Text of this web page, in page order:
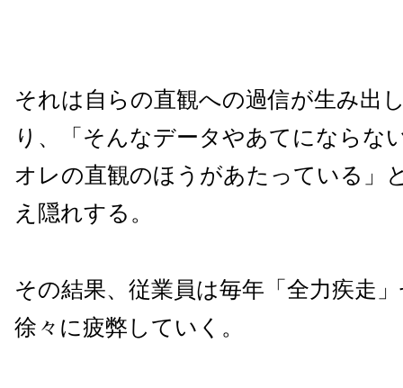
それは自らの直観への過信が生み出
り、「そんなデータやあてにならな
オレの直観のほうがあたっている」
え隠れする。
その結果、従業員は毎年「全力疾走
徐々に疲弊していく。